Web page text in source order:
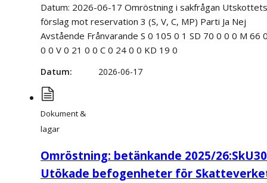
Datum: 2026-06-17 Omröstning i sakfrågan Utskottets
förslag mot reservation 3 (S, V, C, MP) Parti Ja Nej
Avstående Frånvarande S 0 105 0 1 SD 70 0 0 0 M 66
0 0 V 0 21 0 0 C 0 24 0 0 KD 19 0
Datum 2026-06-17
Dokument &
lagar
Omröstning: betänkande 2025/26:SkU30
Utökade befogenheter för